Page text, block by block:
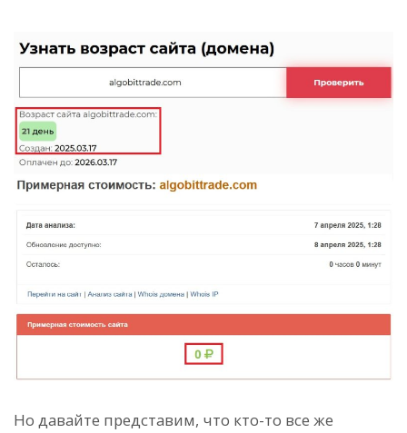
Но давайте представим, что кто-то все же